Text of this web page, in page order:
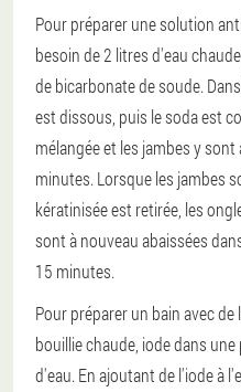
Pour préparer une solution
besoin de 2 litres d'eau
de bicarbonate de soude.
est dissous, puis le soda est
mélangée et les jambes y
minutes. Lorsque les jambes
kératinisée est retirée, les
sont à nouveau abaissées
15 minutes.
Pour préparer un bain avec
bouillie chaude, iode dans
d'eau. En ajoutant de l'iode à